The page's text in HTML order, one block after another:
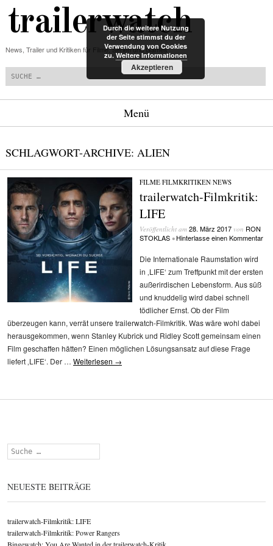
trailerwatch
News, Trailer und Kritiken für Filme, Serien und Games
Menü
SCHLAGWORT-ARCHIVE: ALIEN
FILME/FILMKRITIKEN/NEWS
trailerwatch-Filmkritik:
LIFE
Veröffentlicht am 28. März 2017von RON
STOKLAS • Hinterlasse einen Kommentar
Die Internationale Raumstation wird
in ‚LIFE‘ zum Treffpunkt mit der ersten
außerirdischen Lebensform. Aus süß
und knuddelig wird dabei schnell
tödlicher Ernst. Ob der Film
überzeugen kann, verrät unsere trailerwatch-Filmkritik. Was wäre wohl dabei
herausgekommen, wenn Stanley Kubrick und Ridley Scott gemeinsam einen
Film geschaffen hätten? Einen möglichen Lösungsansatz auf diese Frage
liefert ‚LIFE‘. Der … Weiterlesen →
Suchen
NEUESTE BEITRÄGE
trailerwatch-Filmkritik: LIFE
trailerwatch-Filmkritik: Power Rangers
Durch die weitere Nutzung
der Seite stimmst du der
Verwendung von Cookies
zu. Weitere Informationen
Akzeptieren